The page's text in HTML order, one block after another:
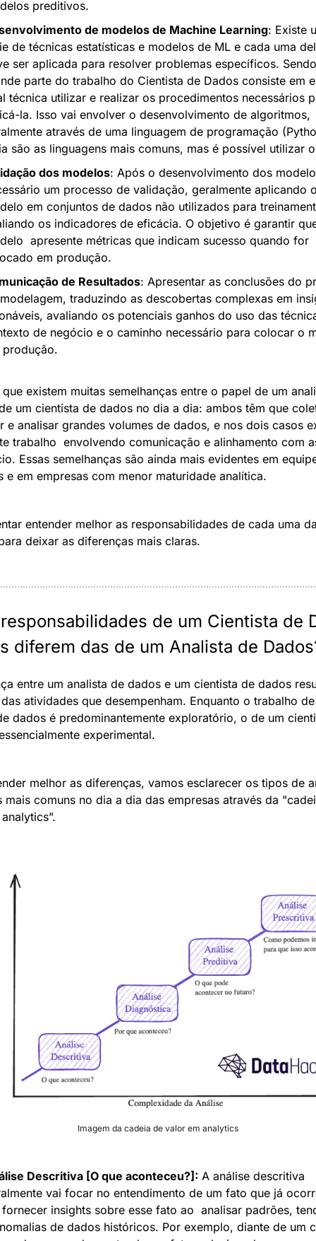
preditivos.
de modelos de Machine Learning: Existe
de técnicas estatísticas e modelos de ML e cada uma
ser aplicada para resolver problemas específicos.
parte do trabalho do Cientista de Dados consiste em
técnica utilizar e realizar os procedimentos necessários
la. Isso vai envolver o desenvolvimento de algoritmos,
através de uma linguagem de programação
são as linguagens mais comuns, mas é possível utilizar
dos modelos: Após o desenvolvimento dos
um processo de validação, geralmente aplicando
em conjuntos de dados não utilizados para
os indicadores de eficácia. O objetivo é garantir
apresente métricas que indicam sucesso quando for
em produção.
de Resultados: Apresentar as conclusões do
traduzindo as descobertas complexas em
avaliando os potenciais ganhos do uso das
de negócio e o caminho necessário para colocar o
produção.
que existem muitas semelhanças entre o papel de um
um cientista de dados no dia a dia: ambos têm que
e analisar grandes volumes de dados, e nos dois casos
trabalho  envolvendo comunicação e alinhamento com
Essas semelhanças são ainda mais evidentes em
e em empresas com menor maturidade analítica.
entender melhor as responsabilidades de cada uma
deixar as diferenças mais claras.
de um Cientista de
diferem das de um Analista de
entre um analista de dados e um cientista de dados
atividades que desempenham. Enquanto o trabalho
dados é predominantemente exploratório, o de um
experimental.
melhor as diferenças, vamos esclarecer os tipos de
mais comuns no dia a dia das empresas através da
Imagem da cadeia de valor em analytics
Descritiva [O que aconteceu?]: A análise descritiva
vai focar no entendimento de um fato que já
insights sobre esse fato ​​ao  analisar padrões,
de dados históricos. Por exemplo, diante de um